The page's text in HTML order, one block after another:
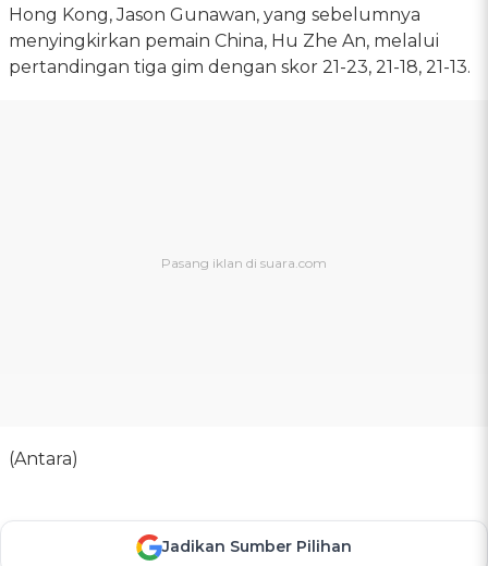
Hong Kong, Jason Gunawan, yang sebelumnya
menyingkirkan pemain China, Hu Zhe An, melalui
pertandingan tiga gim dengan skor 21-23, 21-18, 21-13.
(Antara)
Jadikan Sumber Pilihan